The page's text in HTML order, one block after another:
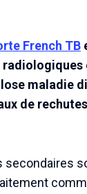
French TB
maladie
de
secondaires